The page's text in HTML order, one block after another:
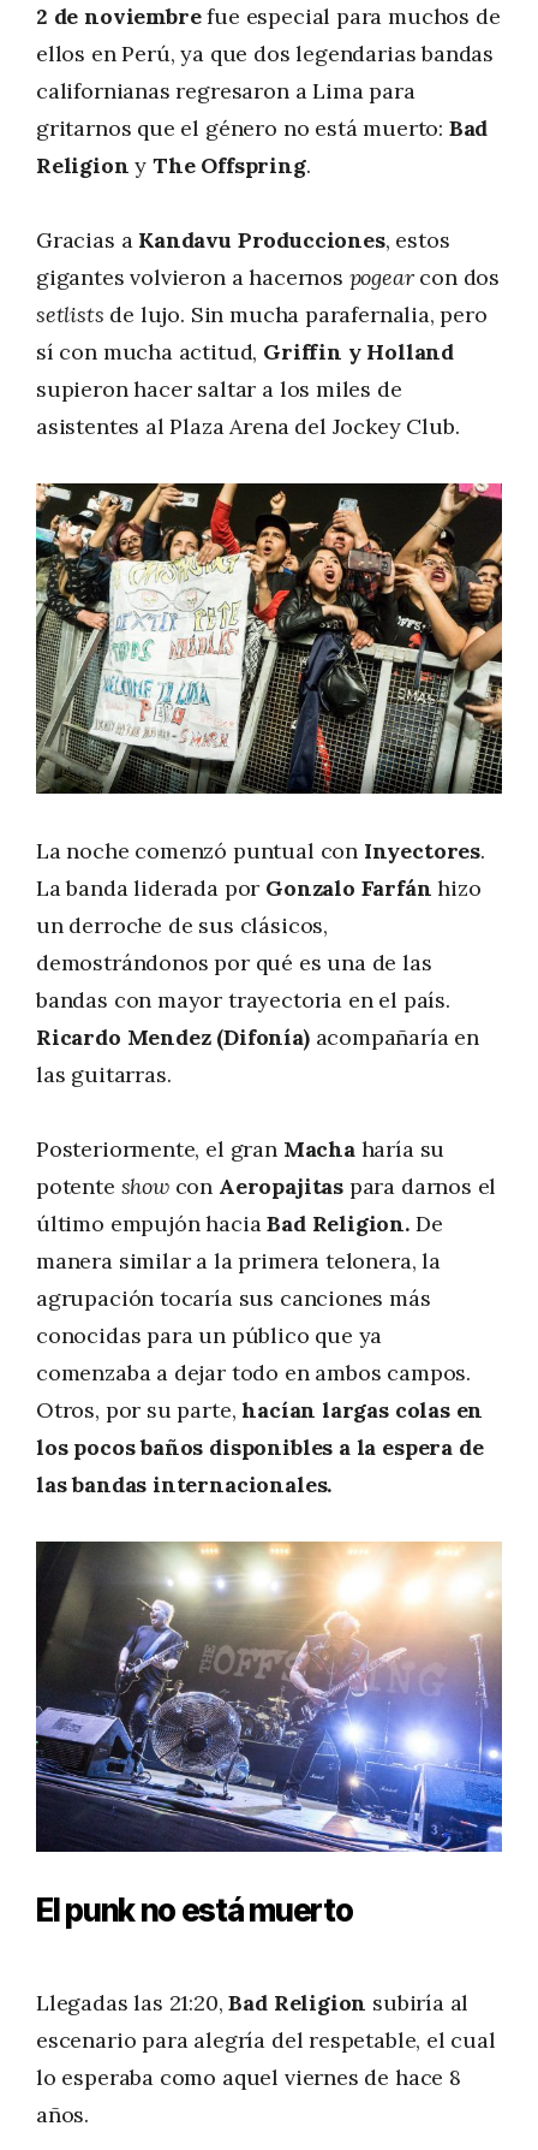
2 de noviembrefue especial para muchos de
ellos en Perú, ya que dos legendarias bandas
californianas regresaron a Lima para
gritarnos que el género no está muerto: Bad
Religion yThe Offspring.
Gracias aKandavu Producciones, estos
gigantes volvieron a hacernos pogearcon dos
setlists de lujo. Sin mucha parafernalia, pero
sí con mucha actitud, Griffin y Holland
supieron hacer saltar a los miles de
asistentes al Plaza Arena del Jockey Club.
La noche comenzó puntual con Inyectores.
La banda liderada por Gonzalo Farfánhizo
un derroche de sus clásicos,
demostrándonos por qué es una de las
bandas con mayor trayectoria en el país.
Ricardo Mendez (Difonía)acompañaría en
las guitarras.
Posteriormente, el gran Machaharía su
potente showcon Aeropajitaspara darnos el
último empujón haciaBad Religion.De
manera similar a la primera telonera, la
agrupación tocaría sus canciones más
conocidas para un público que ya
comenzaba a dejar todo en ambos campos.
Otros, por su parte,hacían largas colas en
los pocos baños disponibles a la espera de
las bandas internacionales.
El punk no está muerto
Llegadas las 21:20,Bad Religion subiría al
escenario para alegría del respetable, el cual
lo esperaba como aquel viernes de hace 8
años.